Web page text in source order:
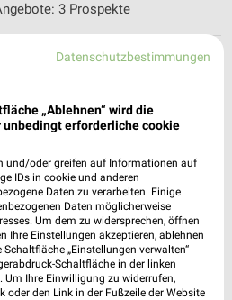
3 Prospekte
Eislingen/Fils
4
2 Prospekte
Datenschutzbestimmungen
„Ablehnen“ wird die
erforderliche cookie
und/oder greifen auf Informationen auf
IDs in cookie und anderen
Daten zu verarbeiten. Einige
Daten möglicherweise
Um dem zu widersprechen, öffnen
Ihre Einstellungen akzeptieren, ablehnen
„Einstellungen verwalten“
Schaltfläche in der linken
Um Ihre Einwilligung zu widerrufen,
oder den Link in der Fußzeile der Website